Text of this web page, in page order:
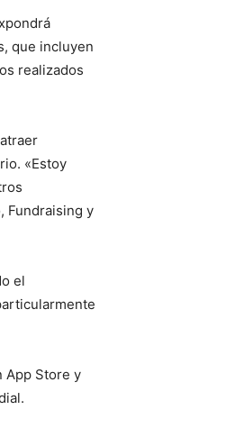
que incluyen
realizados
«Estoy
Fundraising y
el
App Store y